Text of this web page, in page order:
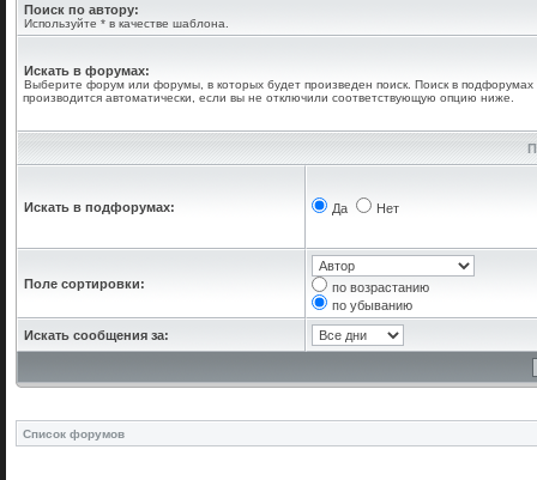
Поиск по автору:
Используйте * в качестве шаблона.
Искать в форумах:
Выберите форум или форумы, в которых будет произведен поиск. Поиск в подфорумах
производится автоматически, если вы не отключили соответствующую опцию ниже.
Искать в подфорумах: Да Нет
Поле сортировки:
по возрастанию
по убыванию
Искать сообщения за:
Список форумов